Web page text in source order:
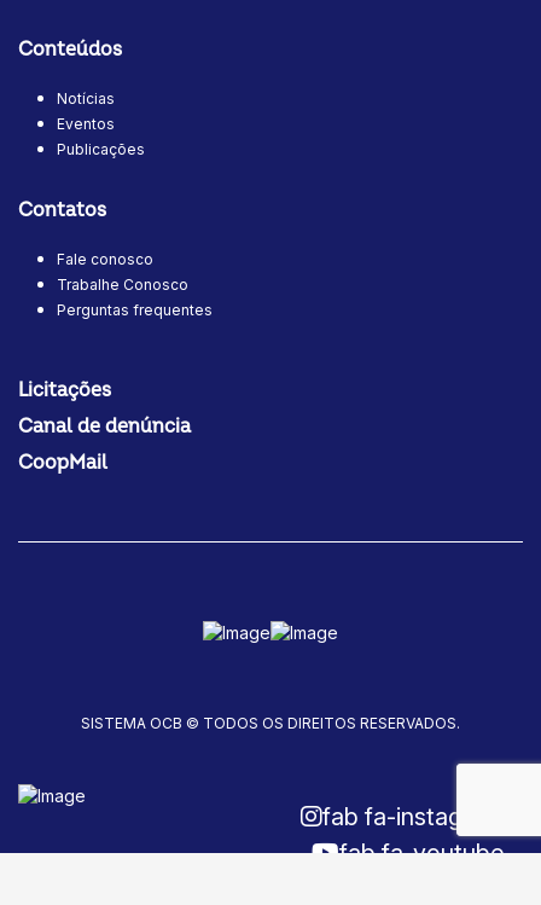
Conteúdos
Notícias
Eventos
Publicações
Contatos
Fale conosco
Trabalhe Conosco
Perguntas frequentes
Licitações
Canal de denúncia
CoopMail
SISTEMA OCB © TODOS OS DIREITOS RESERVADOS.
fab fa-instagram
fab fa-youtube